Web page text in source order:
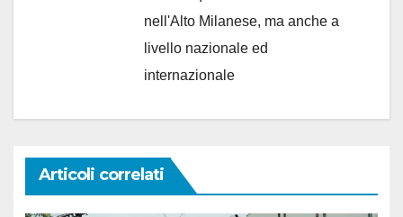
nell'Alto Milanese, ma anche a
livello nazionale ed
internazionale
Articoli correlati